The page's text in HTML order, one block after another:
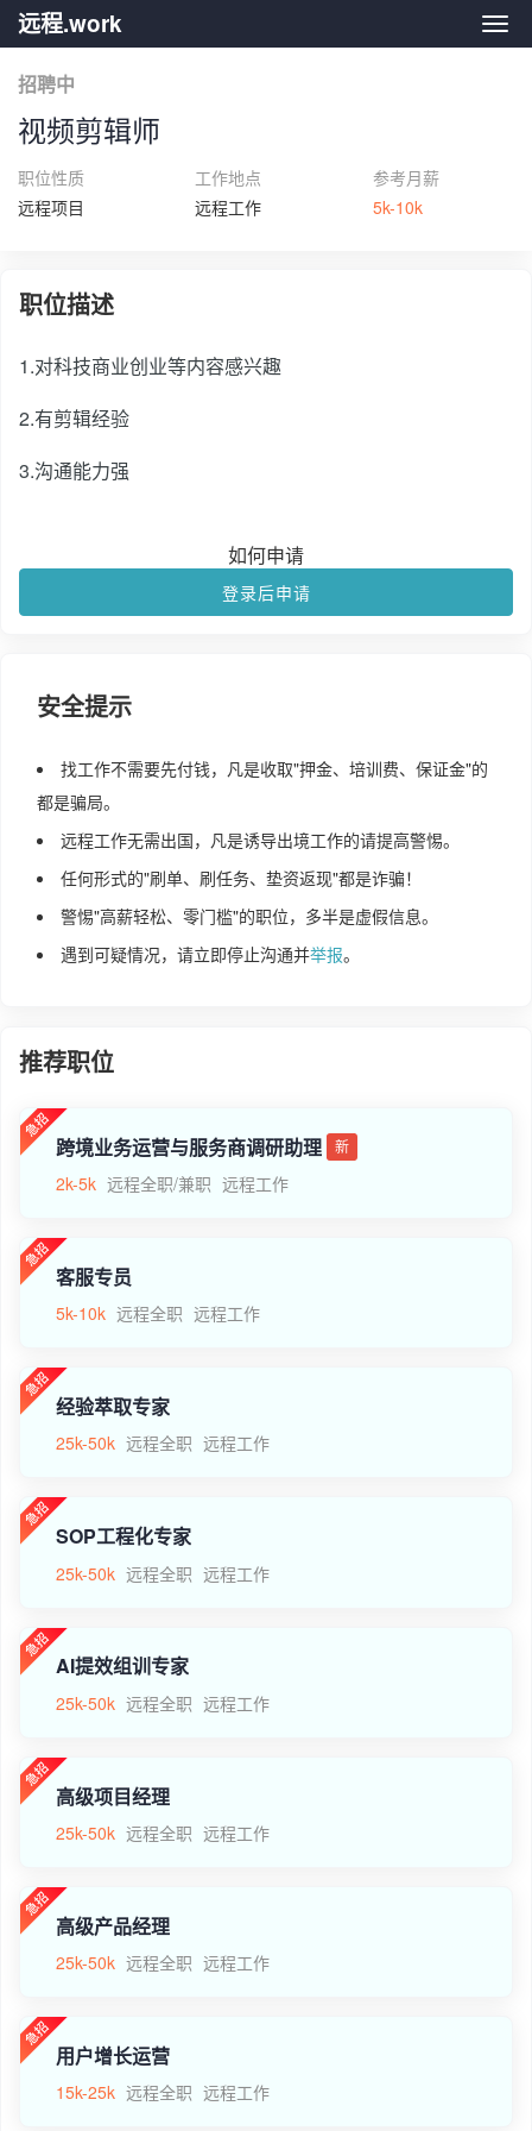
远
远程.work
招聘中
视频剪辑师
职位性质
远程项目
工作地点
远程工作
参考月薪
5k-10k
职位描述
1.对科技商业创业等内容感兴趣
2.有剪辑经验
3.沟通能力强
如何申请
登录后申请
安全提示
找工作不需要先付钱，凡是收取"押金、培训费、保证金"的
都是骗局。
远程工作无需出国，凡是诱导出境工作的请提高警惕。
任何形式的"刷单、刷任务、垫资返现"都是诈骗！
警惕"高薪轻松、零门槛"的职位，多半是虚假信息。
遇到可疑情况，请立即停止沟通并举报。
推荐职位
跨境业务运营与服务商调研助理 新
2k-5k 远程全职/兼职 远程工作
客服专员
5k-10k 远程全职 远程工作
经验萃取专家
25k-50k 远程全职 远程工作
SOP工程化专家
25k-50k 远程全职 远程工作
AI提效组训专家
25k-50k 远程全职 远程工作
高级项目经理
25k-50k 远程全职 远程工作
高级产品经理
25k-50k 远程全职 远程工作
用户增长运营
15k-25k 远程全职 远程工作